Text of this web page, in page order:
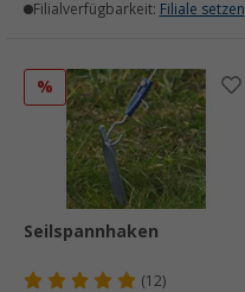
Filialverfügbarkeit: Filiale setzen
%
Seilspannhaken
(12)